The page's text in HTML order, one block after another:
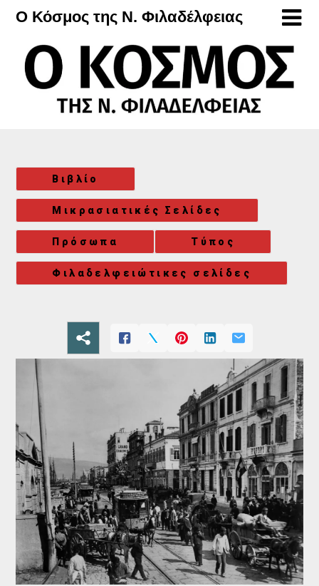
Μετάβαση
περιεχόμενο
Ο Κόσμος της Ν. Φιλαδέλφειας
Βιβλίο
Μικρασιατικές Σελίδες
Πρόσωπα Τύπος
Φιλαδελφειώτικες σελίδες